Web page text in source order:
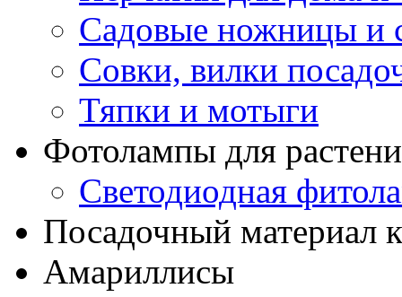
Садовые ножницы и
Совки, вилки
Тяпки и мотыги
Фотолампы для
Светодиодная
Посадочный материал
Амариллисы